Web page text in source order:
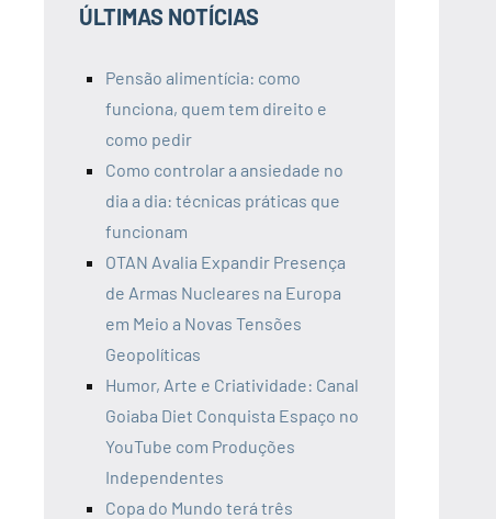
ÚLTIMAS NOTÍCIAS
Pensão alimentícia: como
funciona, quem tem direito e
como pedir
Como controlar a ansiedade no
dia a dia: técnicas práticas que
funcionam
OTAN Avalia Expandir Presença
de Armas Nucleares na Europa
em Meio a Novas Tensões
Geopolíticas
Humor, Arte e Criatividade: Canal
Goiaba Diet Conquista Espaço no
YouTube com Produções
Independentes
Copa do Mundo terá três